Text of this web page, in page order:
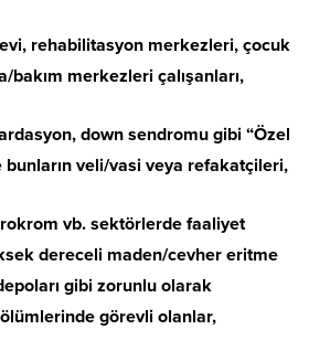
rehabilitasyon merkezleri, çocuk
merkezleri çalışanları,
down sendromu gibi “Özel
veli/vasi veya refakatçileri,
vb. sektörlerde faaliyet
dereceli maden/cevher eritme
gibi zorunlu olarak
görevli olanlar,